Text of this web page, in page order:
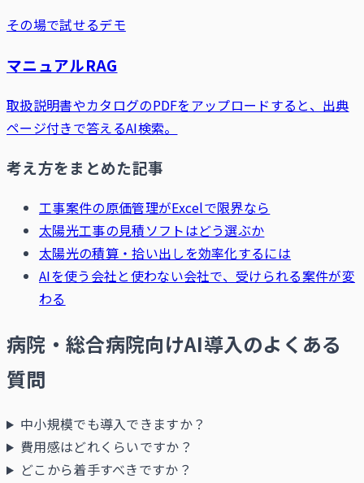
その場で試せるデモ
マニュアルRAG
取扱説明書やカタログのPDFをアップロードすると、出典
ページ付きで答えるAI検索。
考え方をまとめた記事
工事案件の原価管理がExcelで限界なら
太陽光工事の見積ソフトはどう選ぶか
太陽光の積算・拾い出しを効率化するには
AIを使う会社と使わない会社で、受けられる案件が変
わる
病院・総合病院向けAI導入のよくある
質問
中小規模でも導入できますか？
費用感はどれくらいですか？
どこから着手すべきですか？